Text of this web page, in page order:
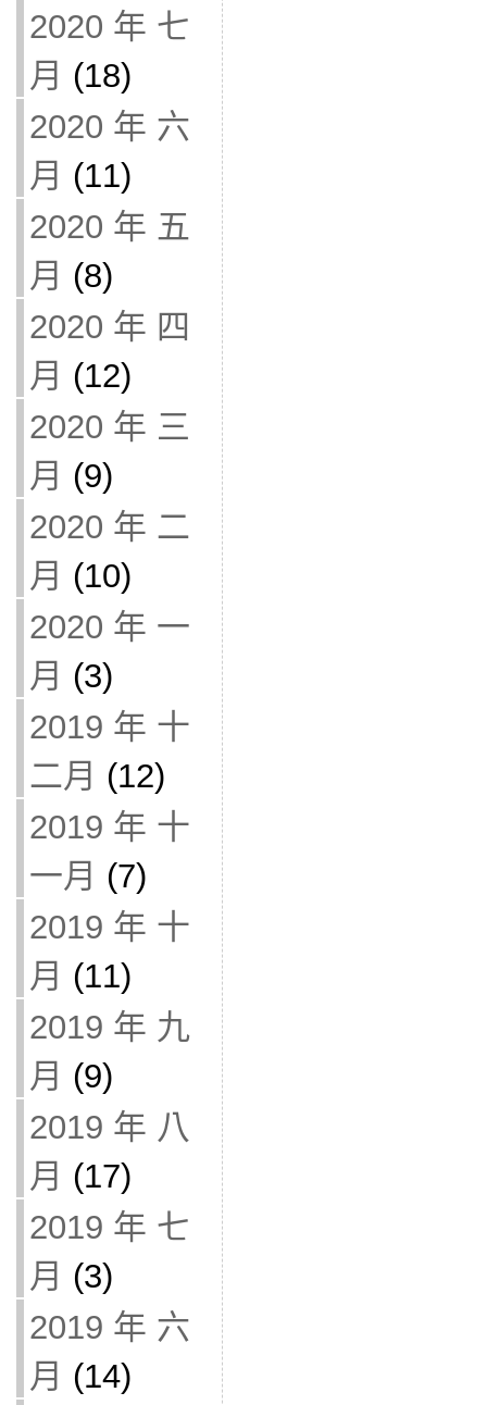
2020 年 七
月 (18)
2020 年 六
月 (11)
2020 年 五
月 (8)
2020 年 四
月 (12)
2020 年 三
月 (9)
2020 年 二
月 (10)
2020 年 一
月 (3)
2019 年 十
二月 (12)
2019 年 十
一月 (7)
2019 年 十
月 (11)
2019 年 九
月 (9)
2019 年 八
月 (17)
2019 年 七
月 (3)
2019 年 六
月 (14)